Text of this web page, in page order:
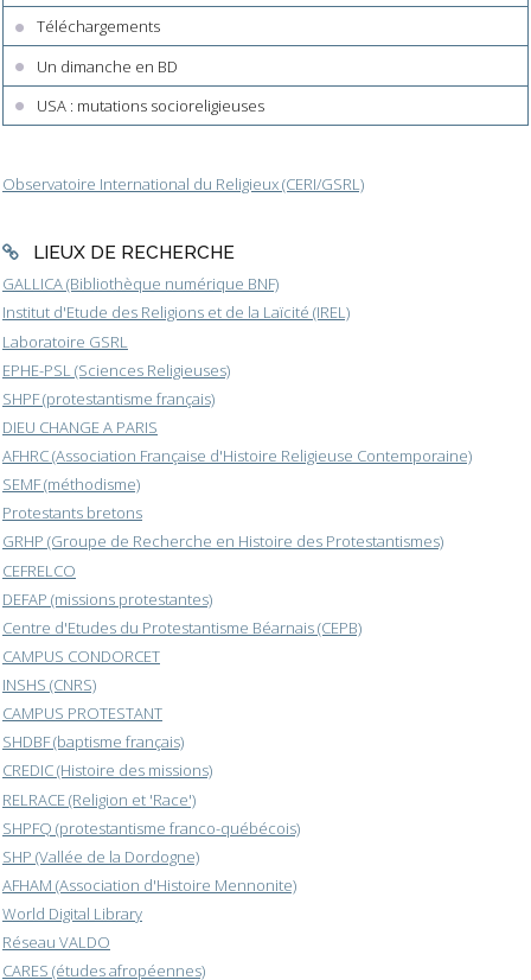
Téléchargements
Un dimanche en BD
USA : mutations socioreligieuses
Observatoire International du Religieux (CERI/GSRL)
LIEUX DE RECHERCHE
GALLICA (Bibliothèque numérique BNF)
Institut d'Etude des Religions et de la Laïcité (IREL)
Laboratoire GSRL
EPHE-PSL (Sciences Religieuses)
SHPF (protestantisme français)
DIEU CHANGE A PARIS
AFHRC (Association Française d'Histoire Religieuse Contemporaine)
SEMF (méthodisme)
Protestants bretons
GRHP (Groupe de Recherche en Histoire des Protestantismes)
CEFRELCO
DEFAP (missions protestantes)
Centre d'Etudes du Protestantisme Béarnais (CEPB)
CAMPUS CONDORCET
INSHS (CNRS)
CAMPUS PROTESTANT
SHDBF (baptisme français)
CREDIC (Histoire des missions)
RELRACE (Religion et 'Race')
SHPFQ (protestantisme franco-québécois)
SHP (Vallée de la Dordogne)
AFHAM (Association d'Histoire Mennonite)
World Digital Library
Réseau VALDO
CARES (études afropéennes)